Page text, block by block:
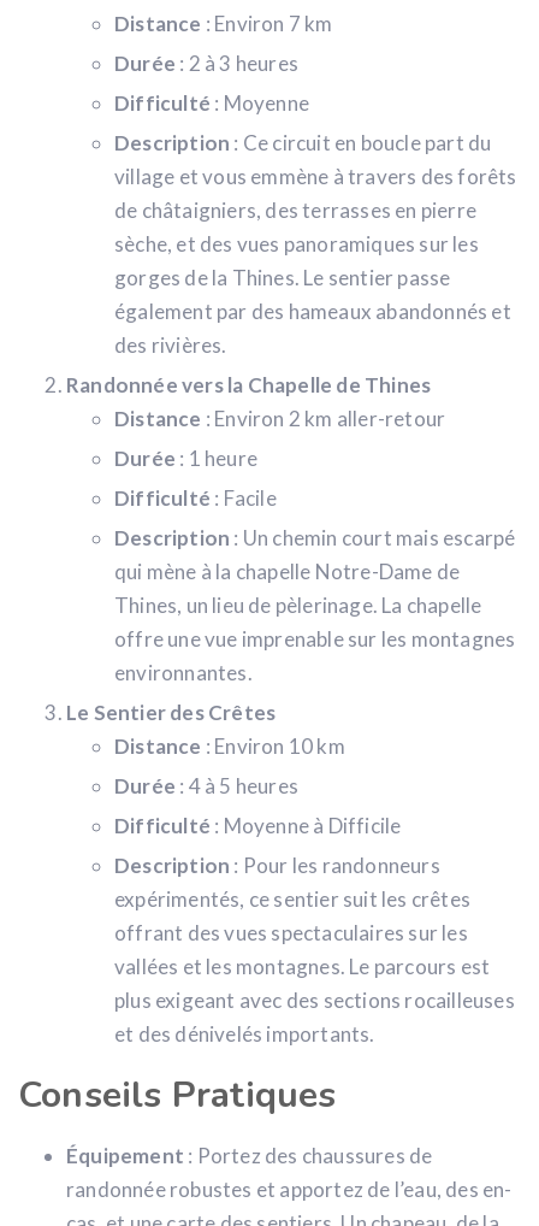
Distance : Environ 7 km
Durée : 2 à 3 heures
Difficulté : Moyenne
Description : Ce circuit en boucle part du
village et vous emmène à travers des forêts
de châtaigniers, des terrasses en pierre
sèche, et des vues panoramiques sur les
gorges de la Thines. Le sentier passe
également par des hameaux abandonnés et
des rivières.
Randonnée vers la Chapelle de Thines
Distance : Environ 2 km aller-retour
Durée : 1 heure
Difficulté : Facile
Description : Un chemin court mais escarpé
qui mène à la chapelle Notre-Dame de
Thines, un lieu de pèlerinage. La chapelle
offre une vue imprenable sur les montagnes
environnantes.
Le Sentier des Crêtes
Distance : Environ 10 km
Durée : 4 à 5 heures
Difficulté : Moyenne à Difficile
Description : Pour les randonneurs
expérimentés, ce sentier suit les crêtes
offrant des vues spectaculaires sur les
vallées et les montagnes. Le parcours est
plus exigeant avec des sections rocailleuses
et des dénivelés importants.
Conseils Pratiques
Équipement : Portez des chaussures de
randonnée robustes et apportez de l’eau, des en-